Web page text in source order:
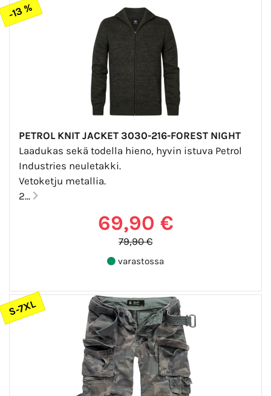
-13 %
PETROL KNIT JACKET 3030-216-FOREST NIGHT
Laadukas sekä todella hieno, hyvin istuva Petrol
Industries neuletakki.
Vetoketju metallia.
2...
69,90 €
79,90 €
varastossa
S-7XL